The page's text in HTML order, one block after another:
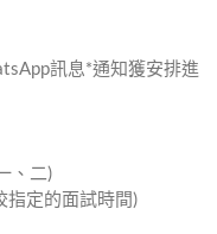
訊息*通知獲安排進
、⼆)
定的⾯試時間)